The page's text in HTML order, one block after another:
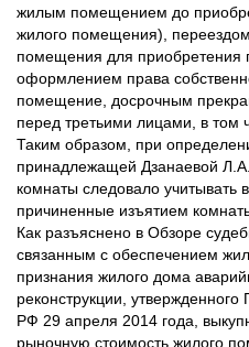
жилым помещением до
жилого помещения),
помещения для приобретения
оформлением права
помещение, досрочным
перед третьими лицами, в том
Таким образом, при
принадлежащей Дзанаевой
комнаты следовало учитывать
причиненные изъятием
Как разъяснено в Обзоре
связанным с обеспечением
признания жилого дома
реконструкции,
РФ 29 апреля 2014 года,
рыночную стоимость жилого